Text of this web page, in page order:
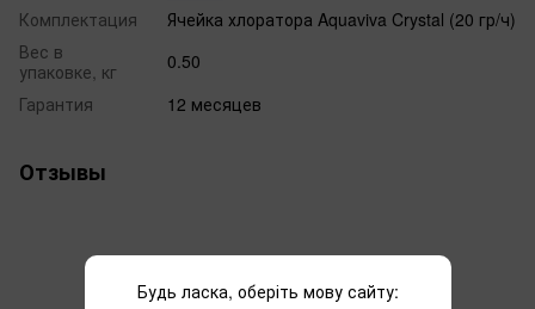
Комплектация
Ячейка хлоратора Aquaviva Crystal (20 гр/ч)
Вес в
упаковке, кг
0.50
Гарантия
12 месяцев
Отзывы
Будь ласка, оберіть мову сайту: